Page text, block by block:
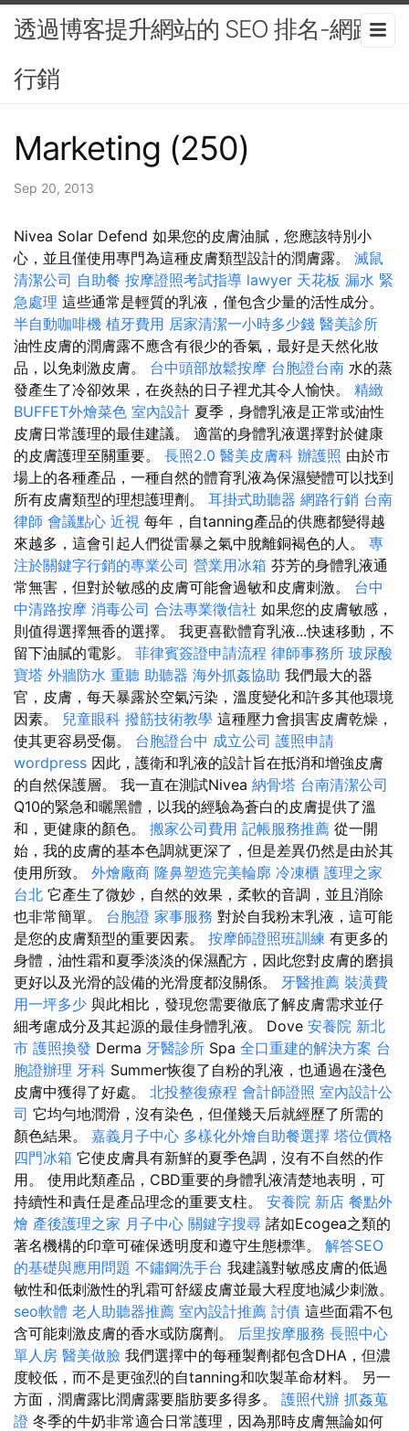
透過博客提升網站的 SEO 排名-網路
行銷
Marketing (250)
Sep 20, 2013
Nivea Solar Defend 如果您的皮膚油膩，您應該特別小
心，並且僅使用專門為這種皮膚類型設計的潤膚露。 滅鼠
清潔公司 自助餐 按摩證照考試指導 lawyer 天花板 漏水 緊
急處理 這些通常是輕質的乳液，僅包含少量的活性成分。
半自動咖啡機 植牙費用 居家清潔一小時多少錢 醫美診所
油性皮膚的潤膚露不應含有很少的香氣，最好是天然化妝
品，以免刺激皮膚。 台中頭部放鬆按摩 台胞證台南 水的蒸
發產生了冷卻效果，在炎熱的日子裡尤其令人愉快。 精緻
BUFFET外燴菜色 室內設計 夏季，身體乳液是正常或油性
皮膚日常護理的最佳建議。 適當的身體乳液選擇對於健康
的皮膚護理至關重要。 長照2.0 醫美皮膚科 辦護照 由於市
場上的各種產品，一種自然的體育乳液為保濕變體可以找到
所有皮膚類型的理想護理劑。 耳掛式助聽器 網路行銷 台南
律師 會議點心 近視 每年，自tanning產品的供應都變得越
來越多，這會引起人們從雷暴之氣中脫離銅褐色的人。 專
注於關鍵字行銷的專業公司 營業用冰箱 芬芳的身體乳液通
常無害，但對於敏感的皮膚可能會過敏和皮膚刺激。 台中
中清路按摩 消毒公司 合法專業徵信社 如果您的皮膚敏感，
則值得選擇無香的選擇。 我更喜歡體育乳液...快速移動，不
留下油膩的電影。 菲律賓簽證申請流程 律師事務所 玻尿酸
寶塔 外牆防水 重聽 助聽器 海外抓姦協助 我們最大的器
官，皮膚，每天暴露於空氣污染，溫度變化和許多其他環境
因素。 兒童眼科 撥筋技術教學 這種壓力會損害皮膚乾燥，
使其更容易受傷。 台胞證台中 成立公司 護照申請
wordpress 因此，護衛和乳液的設計旨在抵消和增強皮膚
的自然保護層。 我一直在測試Nivea 納骨塔 台南清潔公司
Q10的緊急和曬黑體，以我的經驗為蒼白的皮膚提供了溫
和，更健康的顏色。 搬家公司費用 記帳服務推薦 從一開
始，我的皮膚的基本色調就更深了，但是差異仍然是由於其
使用所致。 外燴廠商 隆鼻塑造完美輪廓 冷凍櫃 護理之家
台北 它產生了微妙，自然的效果，柔軟的音調，並且消除
也非常簡單。 台胞證 家事服務 對於自我粉末乳液，這可能
是您的皮膚類型的重要因素。 按摩師證照班訓練 有更多的
身體，油性霜和夏季淡淡的保濕配方，因此您對皮膚的磨損
更好以及光滑的設備的光滑度都沒關係。 牙醫推薦 裝潢費
用一坪多少 與此相比，發現您需要徹底了解皮膚需求並仔
細考慮成分及其起源的最佳身體乳液。 Dove 安養院 新北
市 護照換發 Derma 牙醫診所 Spa 全口重建的解決方案 台
胞證辦理 牙科 Summer恢復了自粉的乳液，也通過在淺色
皮膚中獲得了好處。 北投整復療程 會計師證照 室內設計公
司 它均勻地潤滑，沒有染色，但僅幾天后就經歷了所需的
顏色結果。 嘉義月子中心 多樣化外燴自助餐選擇 塔位價格
四門冰箱 它使皮膚具有新鮮的夏季色調，沒有不自然的作
用。 使用此類產品，CBD重要的身體乳液清楚地表明，可
持續性和責任是產品理念的重要支柱。 安養院 新店 餐點外
燴 產後護理之家 月子中心 關鍵字搜尋 諸如Ecogea之類的
著名機構的印章可確保透明度和遵守生態標準。 解答SEO
的基礎與應用問題 不鏽鋼洗手台 我建議對敏感皮膚的低過
敏性和低刺激性的乳霜可舒緩皮膚並最大程度地減少刺激。
seo軟體 老人助聽器推薦 室內設計推薦 討債 這些面霜不包
含可能刺激皮膚的香水或防腐劑。 后里按摩服務 長照中心
單人房 醫美做臉 我們選擇中的每種製劑都包含DHA，但濃
度較低，而不是更強烈的自tanning和吹製革命材料。 另一
方面，潤膚露比潤膚露要脂肪要多得多。 護照代辦 抓姦蒐
證 冬季的牛奶非常適合日常護理，因為那時皮膚無論如何